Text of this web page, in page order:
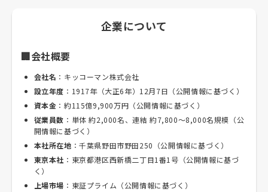
企業について
🏢会社概要
会社名 ：キッコーマン株式会社
設立年度 ：1917年（大正6年）12月7日（公開情報に基づく）
資本金 ：約115億9,900万円（公開情報に基づく）
従業員数 ：単体 約2,000名、連結 約7,800〜8,000名規模（公
開情報に基づく）
本社所在地 ：千葉県野田市野田250（公開情報に基づく）
東京本社 ：東京都港区西新橋二丁目1番1号（公開情報に基づ
く）
上場市場 ：東証プライム（公開情報に基づく）